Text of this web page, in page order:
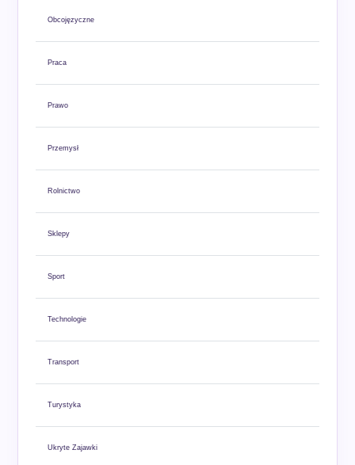
Obcojęzyczne
Praca
Prawo
Przemysł
Rolnictwo
Sklepy
Sport
Technologie
Transport
Turystyka
Ukryte Zajawki